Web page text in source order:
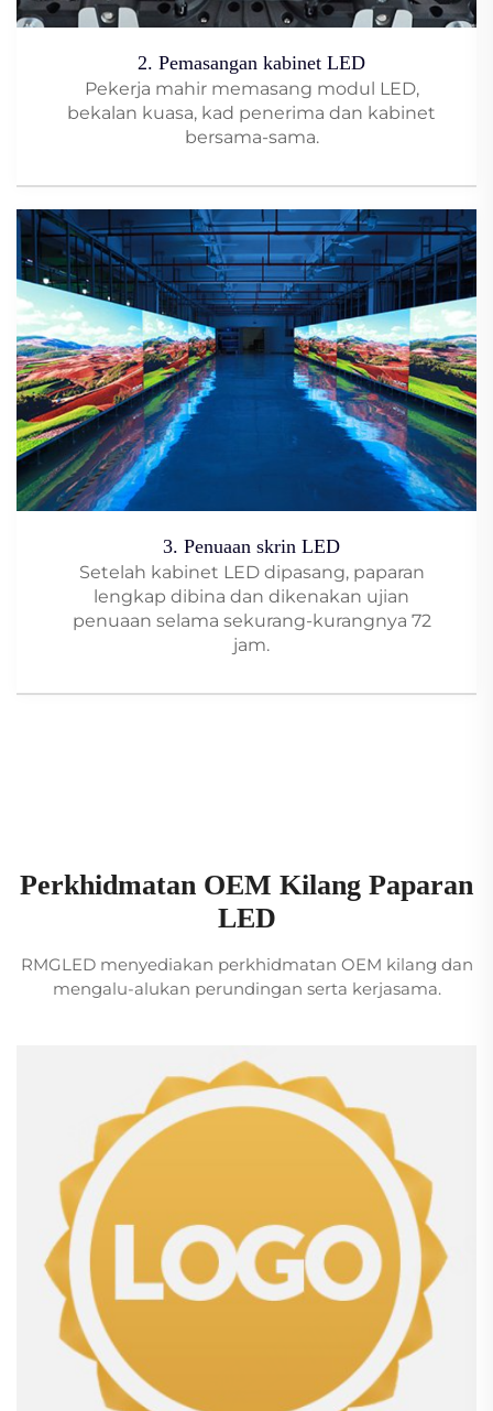
2. Pemasangan kabinet LED
Pekerja mahir memasang modul LED,
bekalan kuasa, kad penerima dan kabinet
bersama-sama.
3. Penuaan skrin LED
Setelah kabinet LED dipasang, paparan
lengkap dibina dan dikenakan ujian
penuaan selama sekurang-kurangnya 72
jam.
Perkhidmatan OEM Kilang Paparan
LED
RMGLED menyediakan perkhidmatan OEM kilang dan
mengalu-alukan perundingan serta kerjasama.